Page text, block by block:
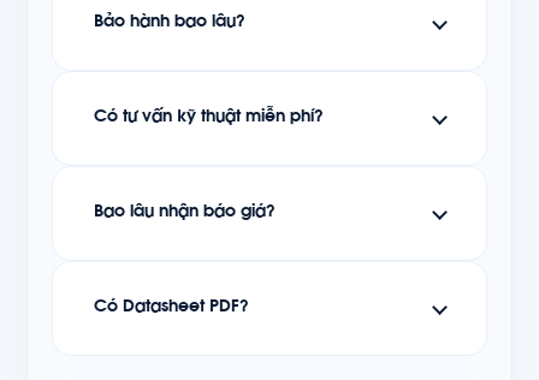
Bảo hành bao lâu?
Có tư vấn kỹ thuật miễn phí?
Bao lâu nhận báo giá?
Có Datasheet PDF?